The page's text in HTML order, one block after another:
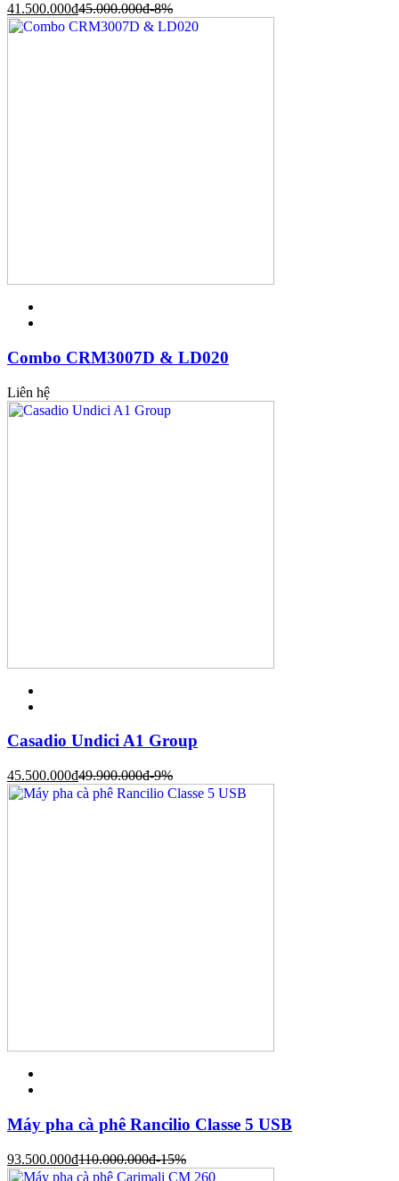
41.500.000đ45.000.000đ-8%
Combo CRM3007D & LD020
Liên hệ
Casadio Undici A1 Group
45.500.000đ49.900.000đ-9%
Máy pha cà phê Rancilio Classe 5 USB
93.500.000đ110.000.000đ-15%